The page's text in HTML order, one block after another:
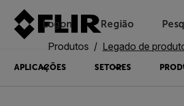
Logon Região
APLICAÇÕES SETORES
Produtos Legado de